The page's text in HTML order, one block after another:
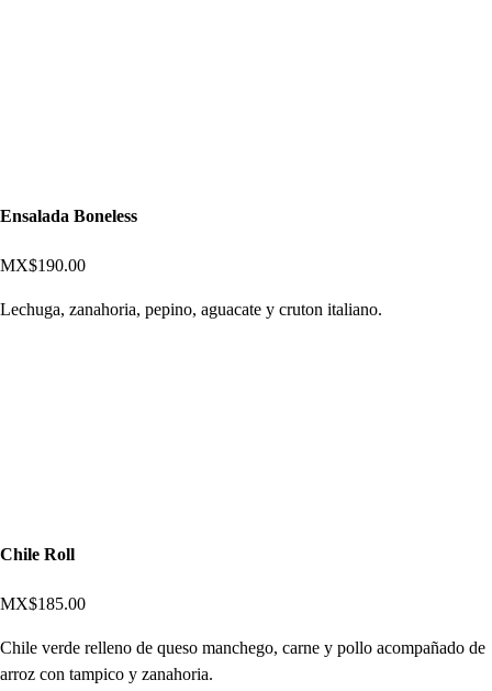
Ensalada Boneless
MX$190.00
Lechuga, zanahoria, pepino, aguacate y cruton italiano.
Chile Roll
MX$185.00
Chile verde relleno de queso manchego, carne y pollo acompañado de
arroz con tampico y zanahoria.